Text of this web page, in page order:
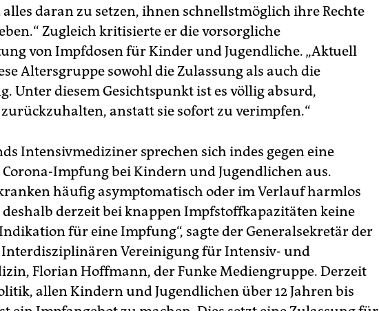
daran zu setzen, ihnen schnellstmöglich ihre Rechte
Zugleich kritisierte er die vorsorgliche
von Impfdosen für Kinder und Jugendliche. „Aktuell
Altersgruppe sowohl die Zulassung als auch die
Unter diesem Gesichtspunkt ist es völlig absurd,
anstatt sie sofort zu verimpfen.“
Intensivmediziner sprechen sich indes gegen eine
Impfung bei Kindern und Jugendlichen aus.
häufig asymptomatisch oder im Verlauf harmlos
derzeit bei knappen Impfstoffkapazitäten keine
für eine Impfung“, sagte der Generalsekretär der
Interdisziplinären Vereinigung für Intensiv- und
Florian Hoffmann, der Funke Mediengruppe. Derzeit
allen Kindern und Jugendlichen über 12 Jahren bis